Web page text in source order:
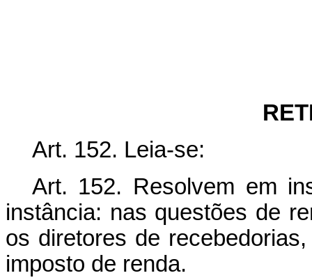
Art. 152. Leia-se:
Art. 152. Resolvem em
instância: nas questões de
os diretores de
imposto de renda.